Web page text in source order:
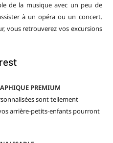
de la musique avec un peu de
à un opéra ou un concert.
vous retrouverez vos excursions
PREMIUM
sont tellement
arrière-petits-enfants pourront